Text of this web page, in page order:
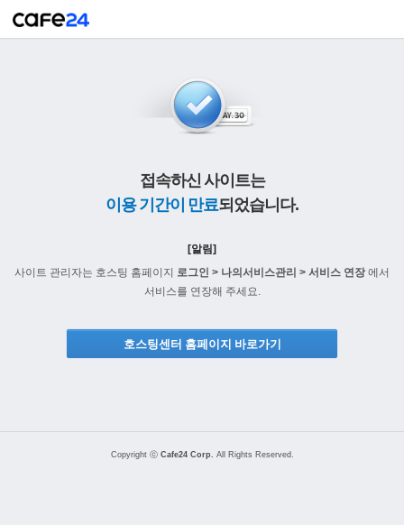
접속하신 사이트는
이용 기간이 만료되었습니다.
[알림]
사이트 관리자는 호스팅 홈페이지 로그인 > 나의서비스관리 > 서비스 연장에서
서비스를 연장해 주세요.
호스팅센터 홈페이지 바로가기
Copyright ⓒ Cafe24 Corp. All Rights Reserved.